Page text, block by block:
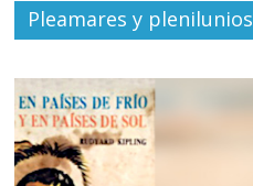
Pleamares y plenilunios